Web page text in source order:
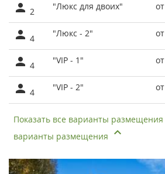
2 "Люкс для двоих" от
4 "Люкс - 2" от
4 "VIP - 1" от
4 "VIP - 2" от
Показать все варианты размещения
варианты размещения